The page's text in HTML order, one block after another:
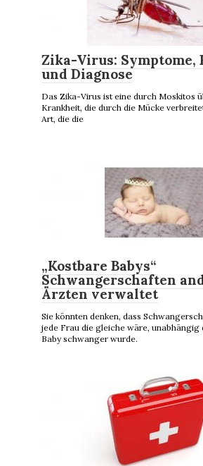
Zika-Virus: Symptome,
und Diagnose
Das Zika-Virus ist eine durch Moskitos
Krankheit, die durch die Mücke
Art, die die
„Kostbare Babys“
Schwangerschaften
Ärzten verwaltet
Sie könnten denken, dass
jede Frau die gleiche wäre, unabhängig
Baby schwanger wurde.